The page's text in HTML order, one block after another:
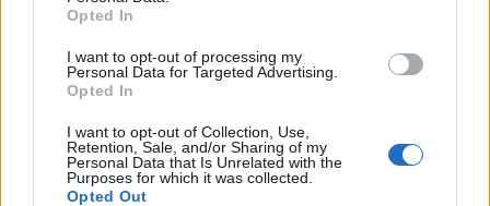
Opted In
I want to opt-out of processing my
Personal Data for Targeted Advertising.
Opted In
I want to opt-out of Collection, Use,
Retention, Sale, and/or Sharing of my
Personal Data that Is Unrelated with the
Purposes for which it was collected.
Opted Out
Deja una respuesta
Tu dirección de correo electrónico no será publicada.
obligatorios están marcados con *
Comentario*